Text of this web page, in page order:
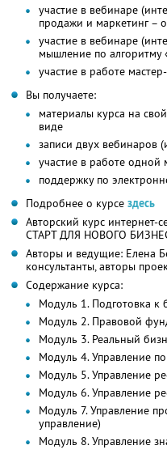
участие в вебинаре
продажи и маркетинг –
участие в вебинаре
мышление по алгоритму
участие в работе
Вы получаете:
материалы курса на
виде
записи двух вебинаров
участие в работе одной
поддержку по
Подробнее о курсе здесь
Авторский курс
СТАРТ ДЛЯ НОВОГО
Авторы и ведущие: Елена
консультанты, авторы
Содержание курса:
Модуль 1. Подготовка к
Модуль 2. Правовой
Модуль 3. Реальный
Модуль 4. Управление
Модуль 5. Управление
Модуль 6. Управление
Модуль 7. Управление
управление)
Модуль 8. Управление